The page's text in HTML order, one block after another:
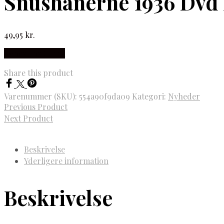
49,95 kr.
Share this product
Varenummer (SKU): 554a90f9da09 Kategori: Nyheder
Previous Product
Next Product
Beskrivelse
Yderligere information
Beskrivelse